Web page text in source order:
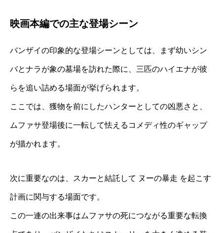
映画本編での主な登場シーン
バンザイの印象的な登場シーンとしては、まず幼いシン
バとナラが象の墓場を訪れた際に、三匹のハイエナが彼
らを追い詰める場面が挙げられます。
ここでは、獲物を前にしたハンターとしての凶悪さと、
ムファサ登場後に一転して怯えるコメディ性のギャップ
が描かれます。
次に重要なのは、スカーと結託して ヌーの暴走 を起こす
計画に関与する場面です。
この一連の出来事はムファサの死につながる重要な転換